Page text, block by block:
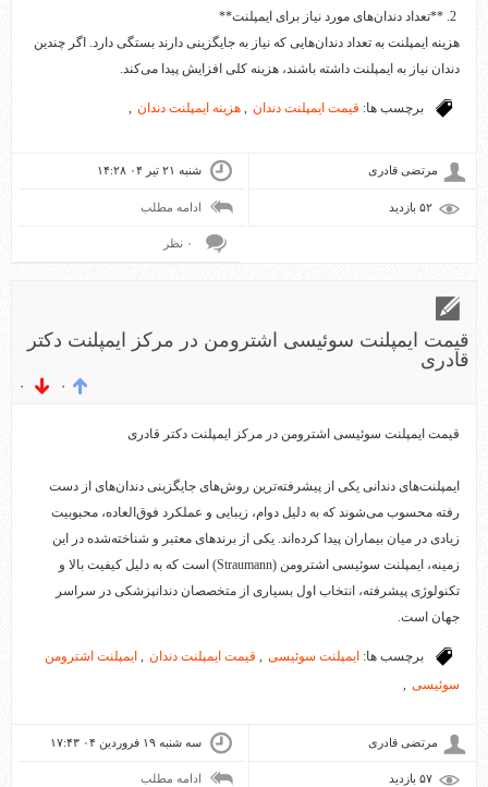
هزینه ایمپلنت به تعداد دندان‌هایی که نیاز به جایگزینی دارند بستگی دارد. اگر چندین
دندان نیاز به ایمپلنت داشته باشند، هزینه کلی افزایش پیدا می‌کند.
برچسب ها: قیمت ایمپلنت دندان هزینه ایمپلنت دندان
مرتضی قادری شنبه ۲۱ تیر ۰۴ ۱۴:۲۸
ادامه مطلب
۰ نظر
قیمت ایمپلنت سوئیسی اشترومن در مرکز ایمپلنت دکتر
قادری
۰ ۰
قیمت ایمپلنت سوئیسی اشترومن در مرکز ایمپلنت دکتر قادری
ایمپلنت‌های دندانی یکی از پیشرفته‌ترین روش‌های جایگزینی دندان‌های از دست
رفته محسوب می‌شوند که به دلیل دوام، زیبایی و عملکرد فوق‌العاده، محبوبیت
زیادی در میان بیماران پیدا کرده‌اند. یکی از برندهای معتبر و شناخته‌شده در این
زمینه، ایمپلنت سوئیسی اشترومن (Straumann) است که به دلیل کیفیت بالا و
تکنولوژی پیشرفته، انتخاب اول بسیاری از متخصصان دندانپزشکی در سراسر
جهان است.
برچسب ها: ایمپلنت سوئیسی , قیمت ایمپلنت دندان , ایمپلنت اشترومن
سوئیسی ,
مرتضی قادری سه شنبه ۱۹ فروردین ۰۴ ۱۷:۴۳
ادامه مطلب